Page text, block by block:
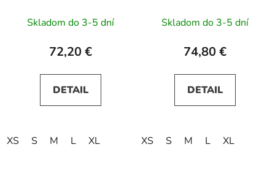
béžové
Skladom do 3-5 dní
72,20 €
DETAIL
XS S M L XL
tmavomodré s
trblietkami
Skladom do 3-5 dní
74,80 €
DETAIL
XS S M L XL